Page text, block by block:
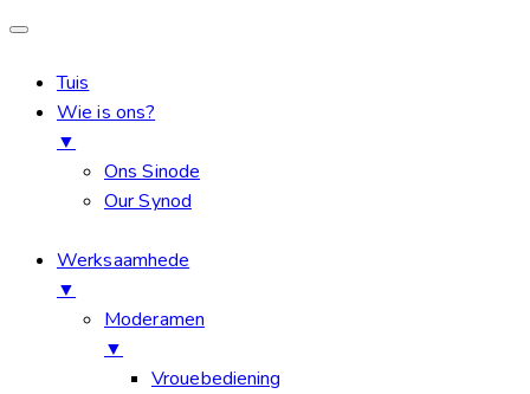
Tuis
Wie is ons?
▼
Ons Sinode
Our Synod
Werksaamhede
▼
Moderamen
▼
Vrouebediening